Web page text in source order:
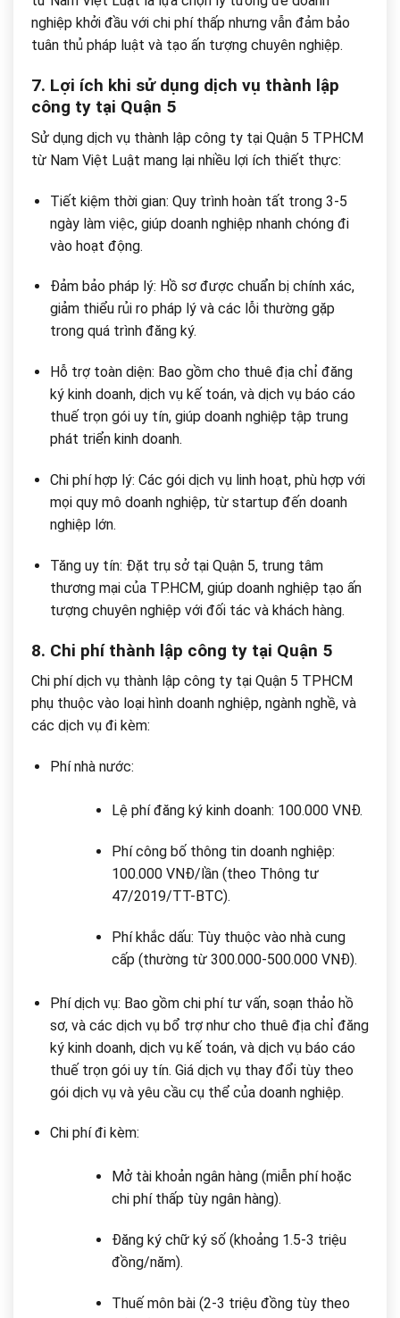
nghiệp khởi đầu với chi phí thấp nhưng vẫn đảm bảo
tuân thủ pháp luật và tạo ấn tượng chuyên nghiệp.
7. Lợi ích khi sử dụng dịch vụ thành lập
công ty tại Quận 5
Sử dụng dịch vụ thành lập công ty tại Quận 5 TPHCM
từ Nam Việt Luật mang lại nhiều lợi ích thiết thực:
Tiết kiệm thời gian: Quy trình hoàn tất trong 3-5
ngày làm việc, giúp doanh nghiệp nhanh chóng đi
vào hoạt động.
Đảm bảo pháp lý: Hồ sơ được chuẩn bị chính xác,
giảm thiểu rủi ro pháp lý và các lỗi thường gặp
trong quá trình đăng ký.
Hỗ trợ toàn diện: Bao gồm cho thuê địa chỉ đăng
ký kinh doanh, dịch vụ kế toán, và dịch vụ báo cáo
thuế trọn gói uy tín, giúp doanh nghiệp tập trung
phát triển kinh doanh.
Chi phí hợp lý: Các gói dịch vụ linh hoạt, phù hợp với
mọi quy mô doanh nghiệp, từ startup đến doanh
nghiệp lớn.
Tăng uy tín: Đặt trụ sở tại Quận 5, trung tâm
thương mại của TP.HCM, giúp doanh nghiệp tạo ấn
tượng chuyên nghiệp với đối tác và khách hàng.
8. Chi phí thành lập công ty tại Quận 5
Chi phí dịch vụ thành lập công ty tại Quận 5 TPHCM
phụ thuộc vào loại hình doanh nghiệp, ngành nghề, và
các dịch vụ đi kèm:
Phí nhà nước:
Lệ phí đăng ký kinh doanh: 100.000 VNĐ.
Phí công bố thông tin doanh nghiệp:
100.000 VNĐ/lần (theo Thông tư
47/2019/TT-BTC).
Phí khắc dấu: Tùy thuộc vào nhà cung
cấp (thường từ 300.000-500.000 VNĐ).
Phí dịch vụ: Bao gồm chi phí tư vấn, soạn thảo hồ
sơ, và các dịch vụ bổ trợ như cho thuê địa chỉ đăng
ký kinh doanh, dịch vụ kế toán, và dịch vụ báo cáo
thuế trọn gói uy tín. Giá dịch vụ thay đổi tùy theo
gói dịch vụ và yêu cầu cụ thể của doanh nghiệp.
Chi phí đi kèm:
Mở tài khoản ngân hàng (miễn phí hoặc
chi phí thấp tùy ngân hàng).
Đăng ký chữ ký số (khoảng 1.5-3 triệu
đồng/năm).
Thuế môn bài (2-3 triệu đồng tùy theo